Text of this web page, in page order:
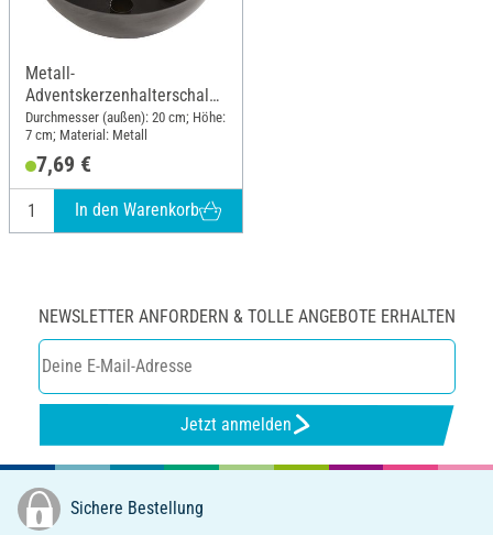
Metall-
Adventskerzenhalterschale
für 4 Stabkerzen
Durchmesser (außen): 20 cm; Höhe:
7 cm; Material: Metall
7,69 €
In den Warenkorb
NEWSLETTER ANFORDERN & TOLLE ANGEBOTE ERHALTEN
Jetzt anmelden
Sichere Bestellung